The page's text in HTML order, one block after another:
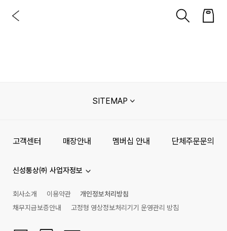
SITEMAP
고객센터 매장안내 멤버십 안내 단체주문문의
신성통상㈜ 사업자정보
회사소개 이용약관
개인정보처리방침
채무지급보증안내
고정형 영상정보처리기기 운영관리 방침